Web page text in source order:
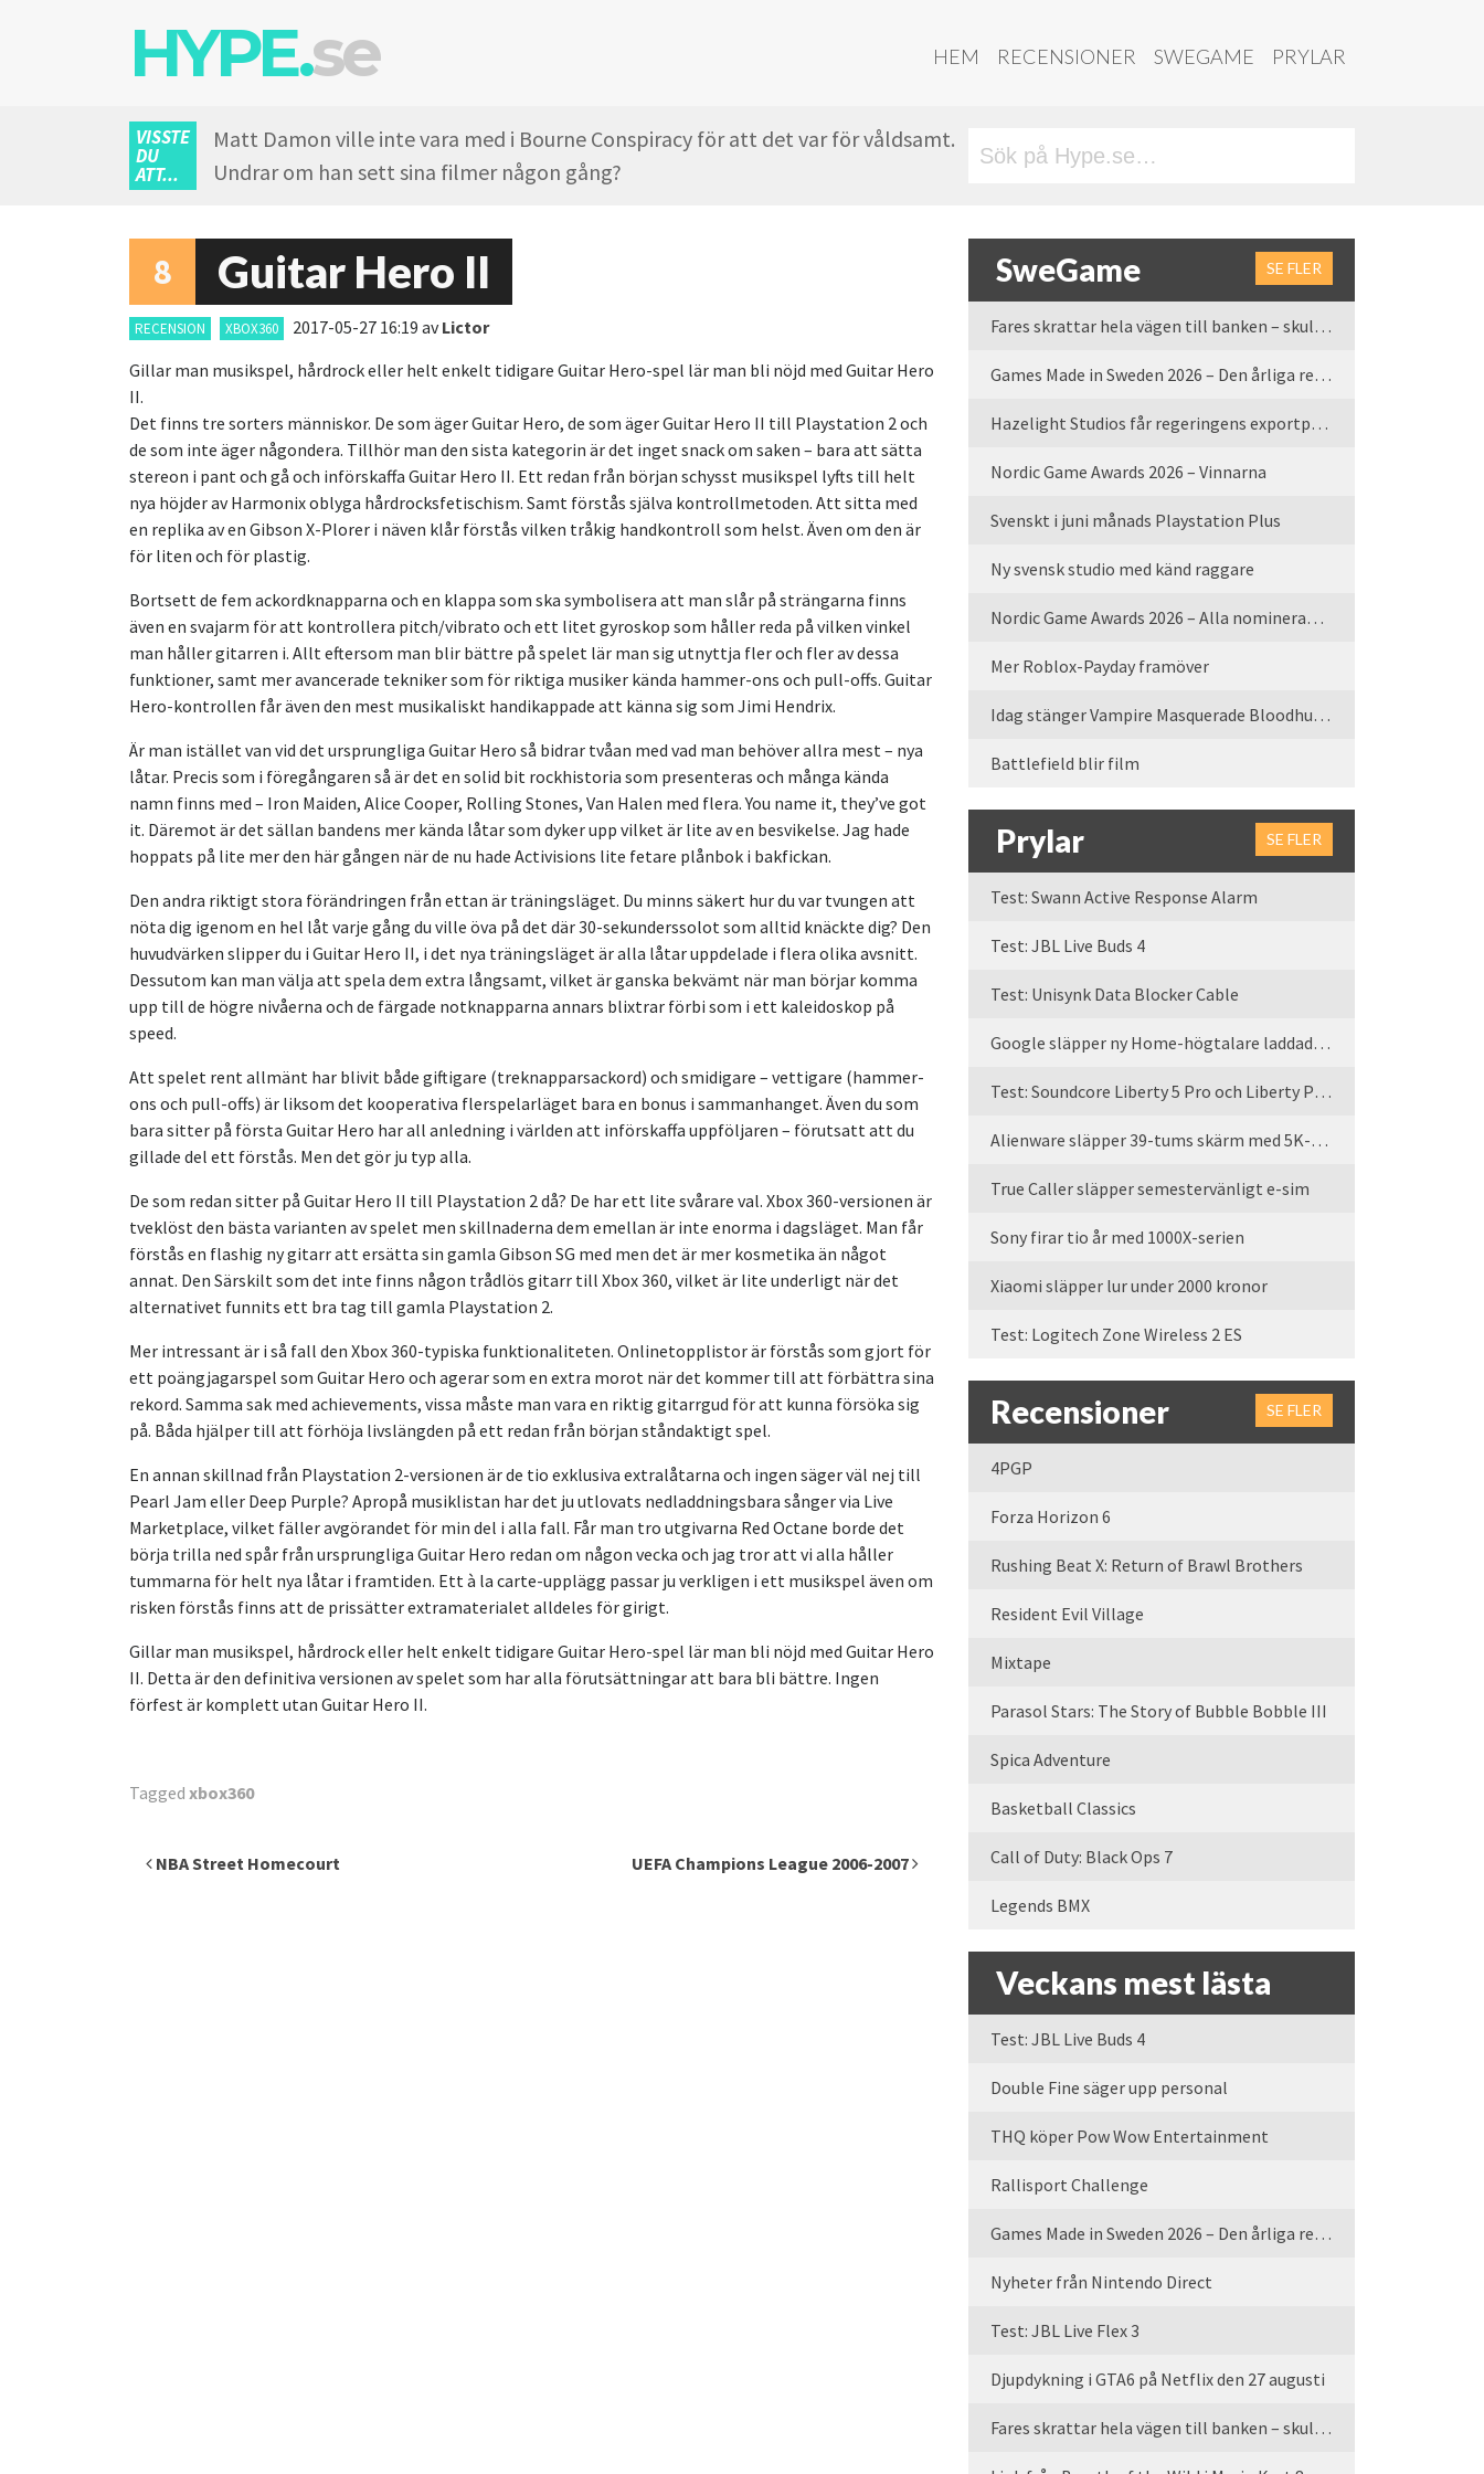
HYPE.se HEM RECENSIONER SWEGAME PRYLAR
VISSTE
DU
ATT...
Matt Damon ville inte vara med i Bourne Conspiracy för att det var för våldsamt.
Undrar om han sett sina filmer någon gång?
8 Guitar Hero II
RECENSION XBOX360 2017-05-27 16:19 avLictor
Gillar man musikspel, hårdrock eller helt enkelt tidigare Guitar Hero-spel lär man bli nöjd med Guitar Hero
II.
Det finns tre sorters människor. De som äger Guitar Hero, de som äger Guitar Hero II till Playstation 2 och
de som inte äger någondera. Tillhör man den sista kategorin är det inget snack om saken – bara att sätta
stereon i pant och gå och införskaffa Guitar Hero II. Ett redan från början schysst musikspel lyfts till helt
nya höjder av Harmonix oblyga hårdrocksfetischism. Samt förstås själva kontrollmetoden. Att sitta med
en replika av en Gibson X-Plorer i näven klår förstås vilken tråkig handkontroll som helst. Även om den är
för liten och för plastig.
Bortsett de fem ackordknapparna och en klappa som ska symbolisera att man slår på strängarna finns
även en svajarm för att kontrollera pitch/vibrato och ett litet gyroskop som håller reda på vilken vinkel
man håller gitarren i. Allt eftersom man blir bättre på spelet lär man sig utnyttja fler och fler av dessa
funktioner, samt mer avancerade tekniker som för riktiga musiker kända hammer-ons och pull-offs. Guitar
Hero-kontrollen får även den mest musikaliskt handikappade att känna sig som Jimi Hendrix.
Är man istället van vid det ursprungliga Guitar Hero så bidrar tvåan med vad man behöver allra mest – nya
låtar. Precis som i föregångaren så är det en solid bit rockhistoria som presenteras och många kända
namn finns med – Iron Maiden, Alice Cooper, Rolling Stones, Van Halen med flera. You name it, they’ve got
it. Däremot är det sällan bandens mer kända låtar som dyker upp vilket är lite av en besvikelse. Jag hade
hoppats på lite mer den här gången när de nu hade Activisions lite fetare plånbok i bakfickan.
Den andra riktigt stora förändringen från ettan är träningsläget. Du minns säkert hur du var tvungen att
nöta dig igenom en hel låt varje gång du ville öva på det där 30-sekunderssolot som alltid knäckte dig? Den
huvudvärken slipper du i Guitar Hero II, i det nya träningsläget är alla låtar uppdelade i flera olika avsnitt.
Dessutom kan man välja att spela dem extra långsamt, vilket är ganska bekvämt när man börjar komma
upp till de högre nivåerna och de färgade notknapparna annars blixtrar förbi som i ett kaleidoskop på
speed.
Att spelet rent allmänt har blivit både giftigare (treknapparsackord) och smidigare – vettigare (hammer-
ons och pull-offs) är liksom det kooperativa flerspelarläget bara en bonus i sammanhanget. Även du som
bara sitter på första Guitar Hero har all anledning i världen att införskaffa uppföljaren – förutsatt att du
gillade del ett förstås. Men det gör ju typ alla.
De som redan sitter på Guitar Hero II till Playstation 2 då? De har ett lite svårare val. Xbox 360-versionen är
tveklöst den bästa varianten av spelet men skillnaderna dem emellan är inte enorma i dagsläget. Man får
förstås en flashig ny gitarr att ersätta sin gamla Gibson SG med men det är mer kosmetika än något
annat. Den Särskilt som det inte finns någon trådlös gitarr till Xbox 360, vilket är lite underligt när det
alternativet funnits ett bra tag till gamla Playstation 2.
Mer intressant är i så fall den Xbox 360-typiska funktionaliteten. Onlinetopplistor är förstås som gjort för
ett poängjagarspel som Guitar Hero och agerar som en extra morot när det kommer till att förbättra sina
rekord. Samma sak med achievements, vissa måste man vara en riktig gitarrgud för att kunna försöka sig
på. Båda hjälper till att förhöja livslängden på ett redan från början ståndaktigt spel.
En annan skillnad från Playstation 2-versionen är de tio exklusiva extralåtarna och ingen säger väl nej till
Pearl Jam eller Deep Purple? Apropå musiklistan har det ju utlovats nedladdningsbara sånger via Live
Marketplace, vilket fäller avgörandet för min del i alla fall. Får man tro utgivarna Red Octane borde det
börja trilla ned spår från ursprungliga Guitar Hero redan om någon vecka och jag tror att vi alla håller
tummarna för helt nya låtar i framtiden. Ett à la carte-upplägg passar ju verkligen i ett musikspel även om
risken förstås finns att de prissätter extramaterialet alldeles för girigt.
Gillar man musikspel, hårdrock eller helt enkelt tidigare Guitar Hero-spel lär man bli nöjd med Guitar Hero
II. Detta är den definitiva versionen av spelet som har alla förutsättningar att bara bli bättre. Ingen
förfest är komplett utan Guitar Hero II.
Tagged xbox360
Inläggsnavigering
NBA Street Homecourt UEFA Champions League 2006-2007
SweGame SE FLER
Fares skrattar hela vägen till banken – skulle vi tro
Games Made in Sweden 2026 – Den årliga rean är tillbaka
Hazelight Studios får regeringens exportpris 2025
Nordic Game Awards 2026 – Vinnarna
Svenskt i juni månads Playstation Plus
Ny svensk studio med känd raggare
Nordic Game Awards 2026 – Alla nominerade spel
Mer Roblox-Payday framöver
Idag stänger Vampire Masquerade Bloodhunt servrarna
Battlefield blir film
Prylar SE FLER
Test: Swann Active Response Alarm
Test: JBL Live Buds 4
Test: Unisynk Data Blocker Cable
Google släpper ny Home-högtalare laddad med Gemini
Test: Soundcore Liberty 5 Pro och Liberty Pro Max
Alienware släpper 39-tums skärm med 5K-upplösning
True Caller släpper semestervänligt e-sim
Sony firar tio år med 1000X-serien
Xiaomi släpper lur under 2000 kronor
Test: Logitech Zone Wireless 2 ES
Recensioner SE FLER
4PGP
Forza Horizon 6
Rushing Beat X: Return of Brawl Brothers
Resident Evil Village
Mixtape
Parasol Stars: The Story of Bubble Bobble III
Spica Adventure
Basketball Classics
Call of Duty: Black Ops 7
Legends BMX
Veckans mest lästa
Test: JBL Live Buds 4
Double Fine säger upp personal
THQ köper Pow Wow Entertainment
Rallisport Challenge
Games Made in Sweden 2026 – Den årliga rean är tillbaka
Nyheter från Nintendo Direct
Test: JBL Live Flex 3
Djupdykning i GTA6 på Netflix den 27 augusti
Fares skrattar hela vägen till banken – skulle vi tro